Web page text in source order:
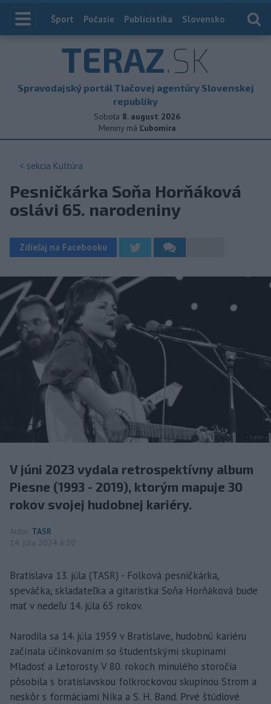
Index
Šport Počasie Publicistika Slovensko
TERAZ.SK
Spravodajský portál Tlačovej agentúry Slovenskej
republiky
Sobota 8. august 2026
Meniny má Ľubomíra
< sekcia Kultúra
Pesničkárka Soňa Horňáková
oslávi 65. narodeniny
Zdieľaj na Facebooku
V júni 2023 vydala retrospektívny album
Piesne (1993 - 2019), ktorým mapuje 30
rokov svojej hudobnej kariéry.
Autor TASR
14. júla 2024 6:20
Bratislava 13. júla (TASR) - Folková pesničkárka,
speváčka, skladateľka a gitaristka Soňa Horňáková bude
mať v nedeľu 14. júla 65 rokov.
Narodila sa 14. júla 1959 v Bratislave, hudobnú kariéru
začínala účinkovaním so študentskými skupinami
Mladosť a Letorosty. V 80. rokoch minulého storočia
pôsobila s bratislavskou folkrockovou skupinou Strom a
neskôr s formáciami Nika a S. H. Band. Prvé štúdiové